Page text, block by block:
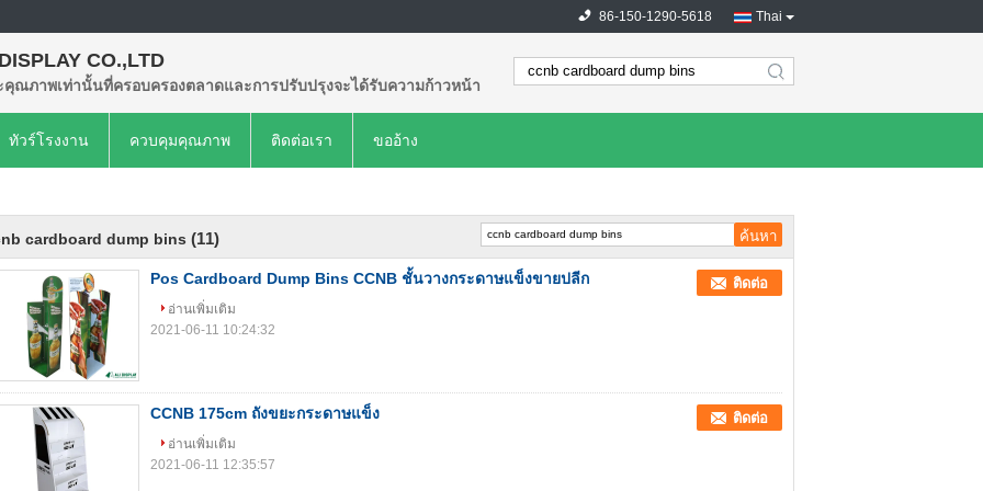
Thai
86-150-1290-5618
CO.,LTD
คุณภาพเท่านั้นที่ครอบครองตลาดและการปรับปรุงจะได้รับความก้าวหน้า search
ทัวร์โรงงาน ควบคุมคุณภาพ ติดต่อเรา ขออ้าง
cardboard dump bins (11)
Pos Cardboard Dump Bins CCNB ชั้นวางกระดาษแข็งขายปลีก ติดต่อ
อ่านเพิ่มเติม
2021-06-11 10:24:32
CCNB 175cm ถังขยะกระดาษแข็ง ติดต่อ
อ่านเพิ่มเติม
2021-06-11 12:35:57